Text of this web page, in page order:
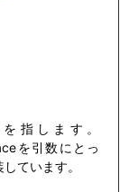
指します。
を引数にとっ
ています。